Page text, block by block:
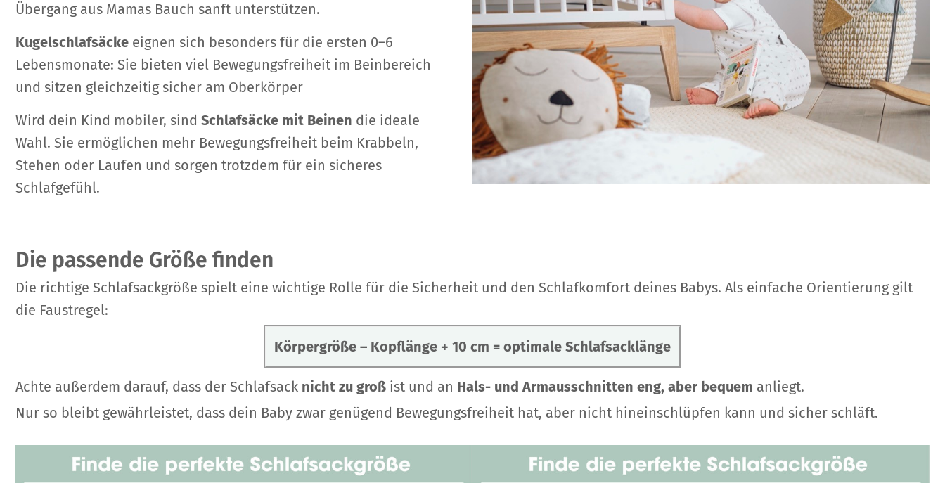
Übergang aus Mamas Bauch sanft unterstützen.
Kugelschlafsäcke eignen sich besonders für die ersten 0–6
Lebensmonate: Sie bieten viel Bewegungsfreiheit im Beinbereich
und sitzen gleichzeitig sicher am Oberkörper
Wird dein Kind mobiler, sind Schlafsäcke mit Beinen die ideale
Wahl. Sie ermöglichen mehr Bewegungsfreiheit beim Krabbeln,
Stehen oder Laufen und sorgen trotzdem für ein sicheres
Schlafgefühl.
Die passende Größe finden
Die richtige Schlafsackgröße spielt eine wichtige Rolle für die Sicherheit und den Schlafkomfort deines Babys. Als einfache Orientierung gilt
die Faustregel:
Körpergröße – Kopflänge + 10 cm = optimale Schlafsacklänge
Achte außerdem darauf, dass der Schlafsack nicht zu groß ist und an Hals- und Armausschnitten eng, aber bequem anliegt.
Nur so bleibt gewährleistet, dass dein Baby zwar genügend Bewegungsfreiheit hat, aber nicht hineinschlüpfen kann und sicher schläft.